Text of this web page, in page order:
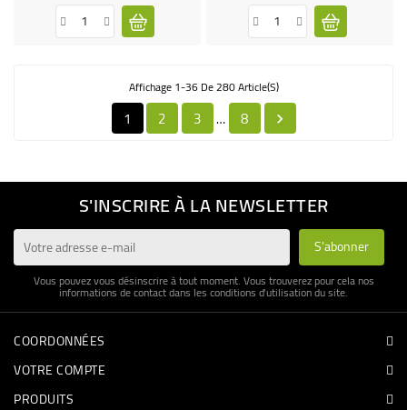
Affichage 1-36 De 280 Article(s)
1 2 3 … 8 
S'INSCRIRE À LA NEWSLETTER
Vous pouvez vous désinscrire à tout moment. Vous trouverez pour cela nos
informations de contact dans les conditions d'utilisation du site.
COORDONNÉES
VOTRE COMPTE
PRODUITS